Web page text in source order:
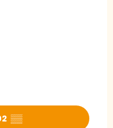
▒▒